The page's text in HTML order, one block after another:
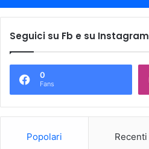
Seguici su Fb e su Instagram
0
Fans
Popolari Recenti